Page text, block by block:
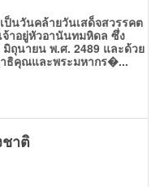
นคล้ายวันเสด็จสวรรคต
จ้าอยู่หัวอานันทมหิดล ซึ่ง
มิถุนายน พ.ศ. 2489 และด้วย
ธิคุณและพระมหากร�...
าติ